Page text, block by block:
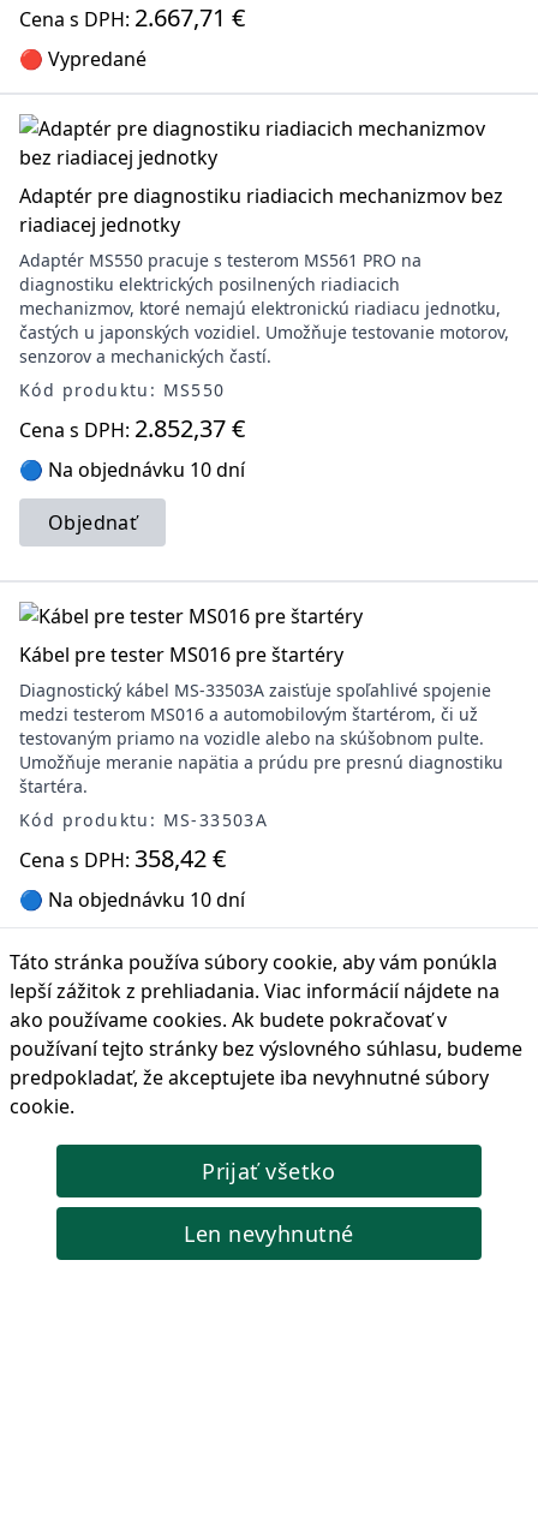
Cena s DPH: 2.667,71 €
🔴 Vypredané
Adaptér pre diagnostiku riadiacich mechanizmov bez
riadiacej jednotky
Adaptér MS550 pracuje s testerom MS561 PRO na
diagnostiku elektrických posilnených riadiacich
mechanizmov, ktoré nemajú elektronickú riadiacu jednotku,
častých u japonských vozidiel. Umožňuje testovanie motorov,
senzorov a mechanických častí.
Kód produktu: MS550
Cena s DPH: 2.852,37 €
🔵 Na objednávku 10 dní
Objednať
Kábel pre tester MS016 pre štartéry
Diagnostický kábel MS-33503A zaisťuje spoľahlivé spojenie
medzi testerom MS016 a automobilovým štartérom, či už
testovaným priamo na vozidle alebo na skúšobnom pulte.
Umožňuje meranie napätia a prúdu pre presnú diagnostiku
štartéra.
Kód produktu: MS-33503A
Cena s DPH: 358,42 €
🔵 Na objednávku 10 dní
Objednať
Diagnostický skener pre Teslu
LOKI má všetky servisné funkcie potrebné na opravu a
údržbu nasledujúcich vozidiel Tesla Model S, Model X, Model
Kód produktu: LOKI
8.105,70 €
Táto stránka používa súbory cookie, aby vám ponúkla
lepší zážitok z prehliadania. Viac informácií nájdete na
ako používame cookies. Ak budete pokračovať v
používaní tejto stránky bez výslovného súhlasu, budeme
predpokladať, že akceptujete iba nevyhnutné súbory
cookie.
Prijať všetko
Len nevyhnutné